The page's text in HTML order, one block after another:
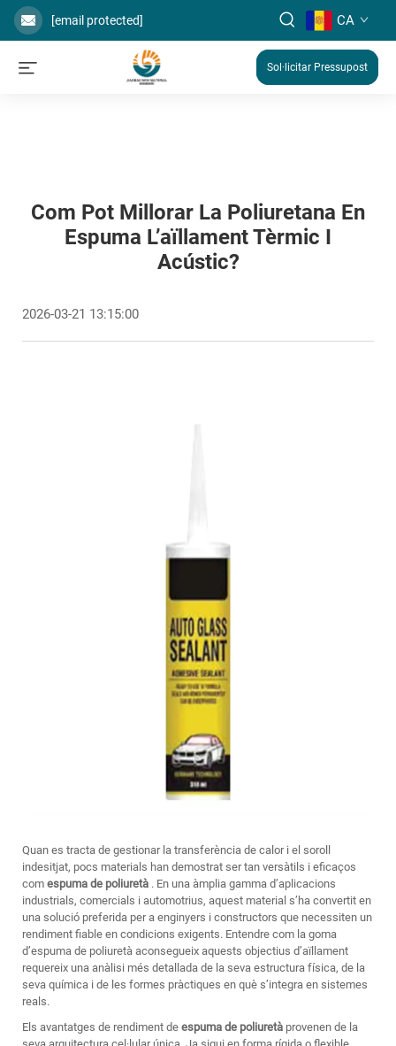
[email protected] CA
Sol·licitar Pressupost
Com Pot Millorar La Poliuretana En
Espuma L’aïllament Tèrmic I
Acústic?
2026-03-21 13:15:00
Quan es tracta de gestionar la transferència de calor i el soroll
indesitjat, pocs materials han demostrat ser tan versàtils i eficaços
com espuma de poliuretà . En una àmplia gamma d’aplicacions
industrials, comercials i automotrius, aquest material s’ha convertit en
una solució preferida per a enginyers i constructors que necessiten un
rendiment fiable en condicions exigents. Entendre com la goma
d’espuma de poliuretà aconsegueix aquests objectius d’aïllament
requereix una anàlisi més detallada de la seva estructura física, de la
seva química i de les formes pràctiques en què s’integra en sistemes
reals.
Els avantatges de rendiment de espuma de poliuretà provenen de la